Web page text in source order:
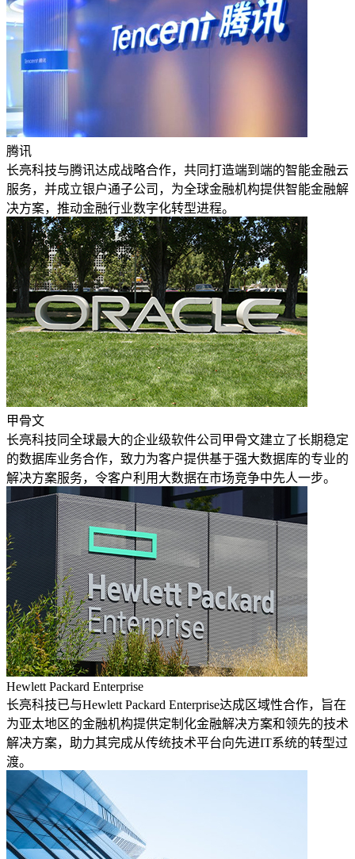
腾讯
长亮科技与腾讯达成战略合作，共同打造端到端的智能金融云
服务，并成立银户通子公司，为全球金融机构提供智能金融解
决方案，推动金融行业数字化转型进程。
甲骨文
长亮科技同全球最大的企业级软件公司甲骨文建立了长期稳定
的数据库业务合作，致力为客户提供基于强大数据库的专业的
解决方案服务，令客户利用大数据在市场竞争中先人一步。
Hewlett Packard Enterprise
长亮科技已与Hewlett Packard Enterprise达成区域性合作，旨在
为亚太地区的金融机构提供定制化金融解决方案和领先的技术
解决方案，助力其完成从传统技术平台向先进IT系统的转型过
渡。